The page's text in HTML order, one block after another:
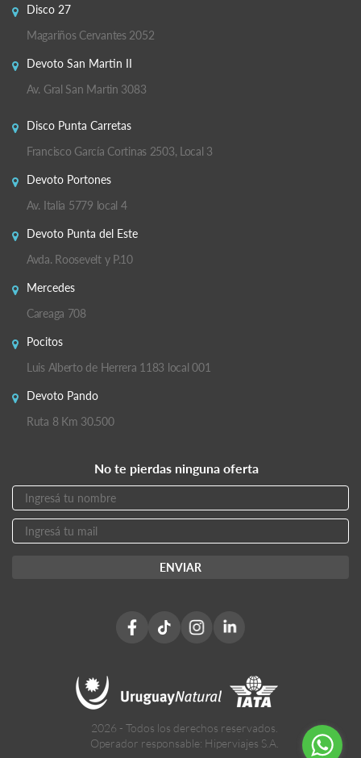
Disco 27
Magariños Cervantes 2052
Devoto San Martin II
Av. Gral San Martin 3083
Disco Punta Carretas
Francisco García Cortinas 2503, Local 3
Devoto Portones
Av. Italia 5779 local 4
Devoto Punta del Este
Avda. Roosevelt y P.10
Mercedes
Careaga 708
Pocitos
Luis Alberto de Herrera 1183 local 001
Devoto Pando
Ruta 8 Km 30.500
No te pierdas ninguna oferta
2026 - Todos los derechos reservados.
Operador responsable: Hiperviajes S.A.